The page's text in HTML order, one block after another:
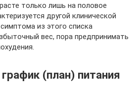
только лишь на половое
другой клинической
из этого списка
вес, пора предпринимать
(план) питания